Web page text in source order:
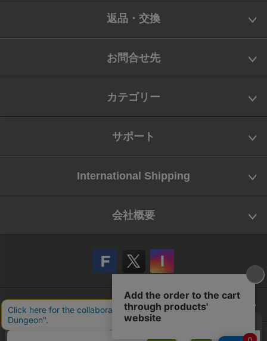
返品・交換
お問合せ先
カテゴリー
サポート
International Shipping
会社概要
会社概要